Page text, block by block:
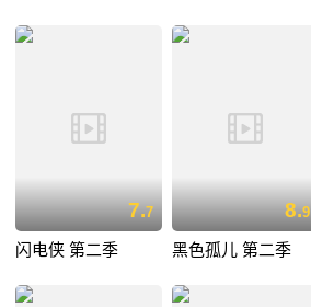
7.7
闪电侠 第二季
8.9
黑色孤儿 第二季